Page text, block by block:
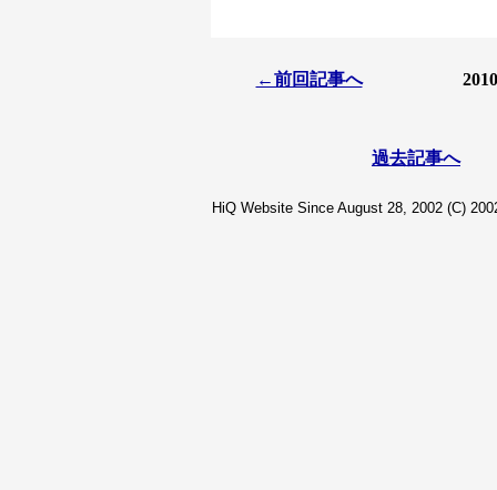
←前回記事へ
過去記事へ
HiQ Website Since August 28, 2002 (C)